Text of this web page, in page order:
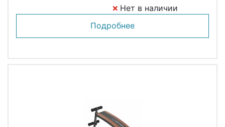
Нет в наличии
Подробнее